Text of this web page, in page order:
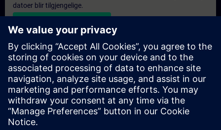
datoer blir tilgjengelige.
Personlig tilbud
Hvis du trenger et standard pristilbud for denne opplæringen,
for eksempel til innkjøpsavdelingen, kan du klikke på lenken
nedenfor. Du må først oppgi noen personopplysninger, og
deretter vil du motta et pristilbud på e-post.
Gi tilbud